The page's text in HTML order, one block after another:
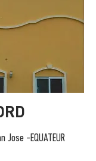
Jose -EQUATEUR